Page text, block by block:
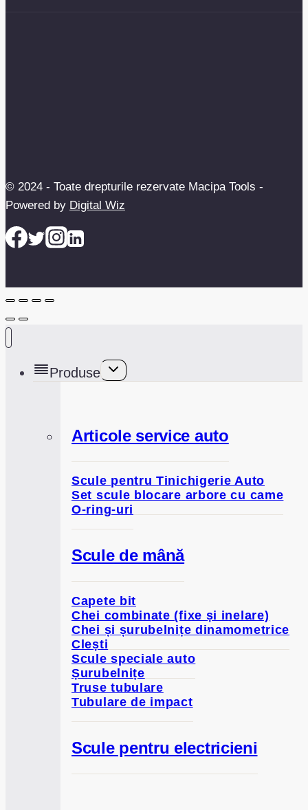
© 2024 - Toate drepturile rezervate Macipa Tools -
Powered by Digital Wiz
Produse
Toggle
Articole service auto
Scule pentru Tinichigerie Auto
Set scule blocare arbore cu came
O-ring-uri
Scule de mână
Capete bit
Chei combinate (fixe și inelare)
Chei și șurubelnițe dinamometrice
Clești
Scule speciale auto
Șurubelnițe
Truse tubulare
Tubulare de impact
Scule pentru electricieni